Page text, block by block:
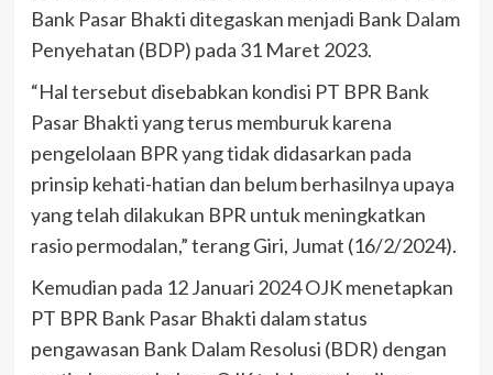
Bank Pasar Bhakti ditegaskan menjadi Bank Dalam
Penyehatan (BDP) pada 31 Maret 2023.
“Hal tersebut disebabkan kondisi PT BPR Bank
Pasar Bhakti yang terus memburuk karena
pengelolaan BPR yang tidak didasarkan pada
prinsip kehati-hatian dan belum berhasilnya upaya
yang telah dilakukan BPR untuk meningkatkan
rasio permodalan,” terang Giri, Jumat (16/2/2024).
Kemudian pada 12 Januari 2024 OJK menetapkan
PT BPR Bank Pasar Bhakti dalam status
pengawasan Bank Dalam Resolusi (BDR) dengan